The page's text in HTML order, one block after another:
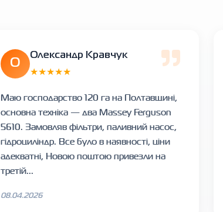
О
Олександр Кравчук
★★★★★
Маю господарство 120 га на Полтавщині,
основна техніка — два Massey Ferguson
5610. Замовляв фільтри, паливний насос,
гідроциліндр. Все було в наявності, ціни
адекватні, Новою поштою привезли на
третій...
08.04.2026